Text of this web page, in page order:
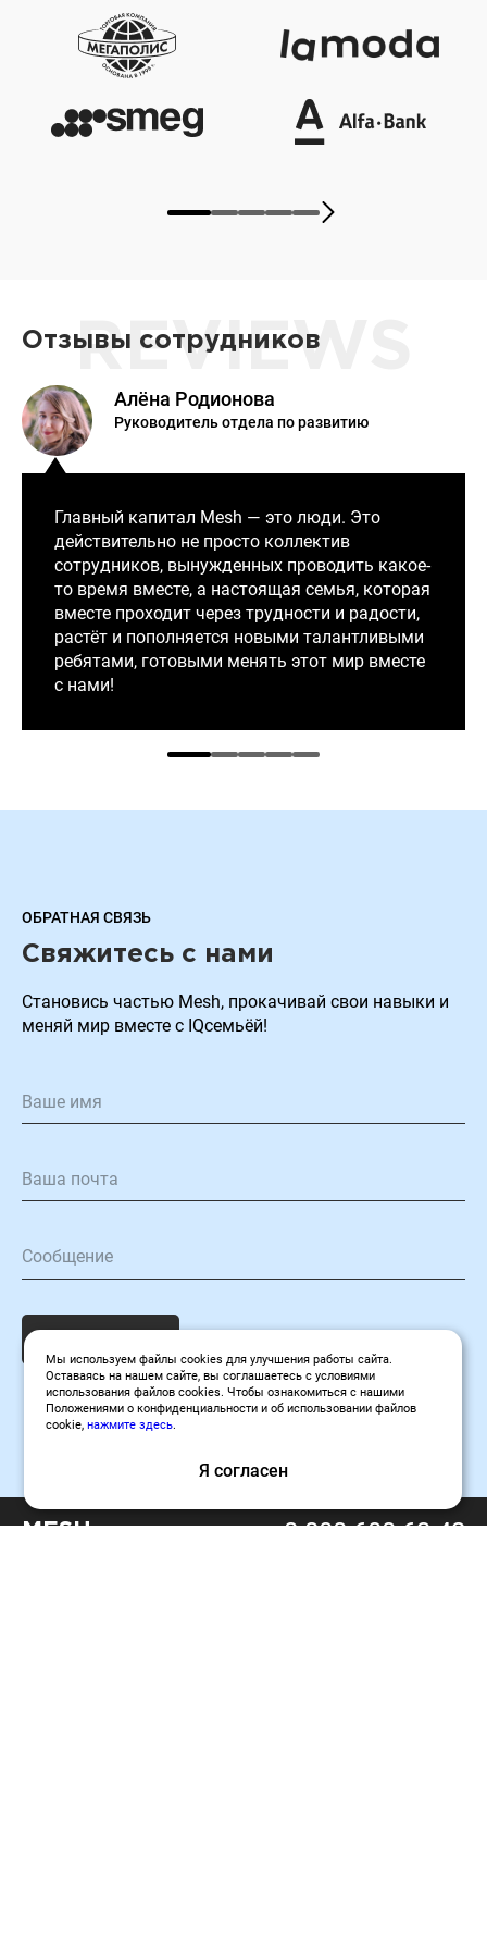
Мы используем файлы cookies для улучшения работы сайта.
Оставаясь на нашем сайте, вы соглашаетесь с условиями
использования файлов cookies. Чтобы ознакомиться с нашими
Положениями о конфиденциальности и об использовании файлов
cookie,нажмите здесь.
Я согласен
REVIEWS
Отзывы сотрудников
Алёна Родионова
Руководитель отдела по развитию
Главный капитал Mesh — это люди. Это
действительно не просто коллектив
сотрудников, вынужденных проводить какое-
то время вместе, а настоящая семья, которая
вместе проходит через трудности и радости,
растёт и пополняется новыми талантливыми
ребятами, готовыми менять этот мир вместе
с нами!
ОБРАТНАЯ СВЯЗЬ
Свяжитесь с нами
Становиcь частью Mesh, прокачивай свои навыки и
меняй мир вместе с IQсемьёй!
MESH 8 800 600 63 42